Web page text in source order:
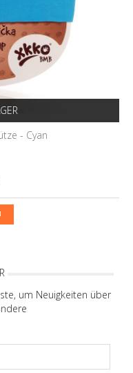
- Cyan
um Neuigkeiten über